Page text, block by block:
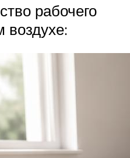
рабочего
воздухе: